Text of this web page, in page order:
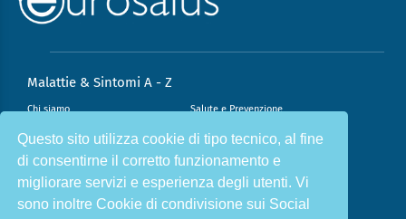
Questo sito utilizza cookie di tipo tecnico, al fine
di consentirne il corretto funzionamento e
migliorare servizi e esperienza degli utenti. Vi
sono inoltre Cookie di condivisione sui Social
Malattie & Sintomi A - Z
Chi siamo Salute e Prevenzione
Infiammazione e Allergia Direzione scientifica
Nutrizione e Stili di vita Sport e Benessere
Cookie Policy L’angolo del dottore